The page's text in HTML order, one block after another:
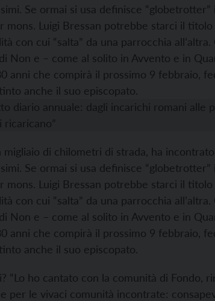
Se ormai si usa definisce
mons. Luigi Bressan potrebbe starci il
con cui “salta” da una parrocchia all’altra.
Non e – come al solito in Avvento e in
anni che compirà il prossimo 9 febbraio,
anche il suo episcopato.
diario annuale: dagli incarichi romani alle
di chilometri di strada, ha
Se ormai si usa definisce
mons. Luigi Bressan potrebbe starci il
con cui “salta” da una parrocchia all’altra.
Non e – come al solito in Avvento e in
anni che compirà il prossimo 9 febbraio,
anche il suo episcopato.
“Lo ho cantato con la comunità di Fondo,
per le vivaci comunità incontrate: